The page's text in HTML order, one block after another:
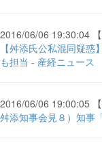
2016/06/06 19:30:04 【
【舛添氏公私混同疑
も担当 - 産経ニュース
2016/06/06 19:00:05 【
舛添知事会見８）知事